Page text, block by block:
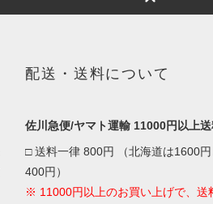
配送・送料について
佐川急便/ヤマト運輸 11000円以上送
□ 送料一律 800円 （北海道は1600
400円）
※ 11000円以上のお買い上げで、送